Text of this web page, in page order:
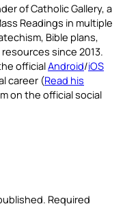
of Catholic Gallery, a
Readings in multiple
Bible plans,
since 2013.
officialAndroid/iOS
career (Read his
on the official social
Required